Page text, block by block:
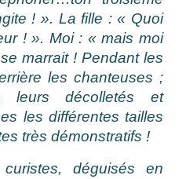
! ». La fille : « Quoi
! ». Moi : « mais moi
marrait ! Pendant les
les chanteuses ;
leurs décolletés et
les différentes tailles
très démonstratifs !
déguisés en